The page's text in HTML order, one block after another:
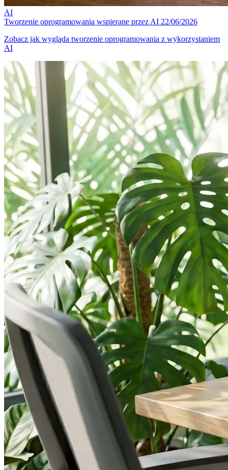
AI
Tworzenie oprogramowania wspierane przez AI 22/06/2026
Zobacz jak wygląda tworzenie oprogramowania z wykorzystaniem
AI